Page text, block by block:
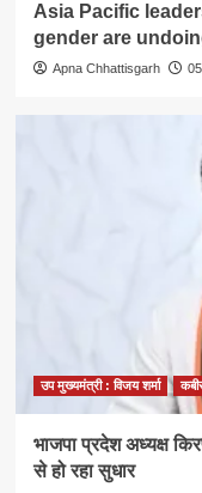
Asia Pacific
gender are
Apna Chhattisgarh
उप मुख्यमंत्री : विजय शर्मा
​भाजपा प्रदेश अध्यक्ष
से हो रहा सुधार